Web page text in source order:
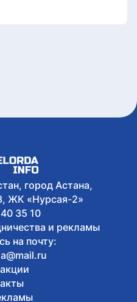
совета в
в Чолпон-Ате
перекроют ряд
Jüregımnıñ
город Астана,
ЖК «Нурсая-2»
35 10
и рекламы
на почту: